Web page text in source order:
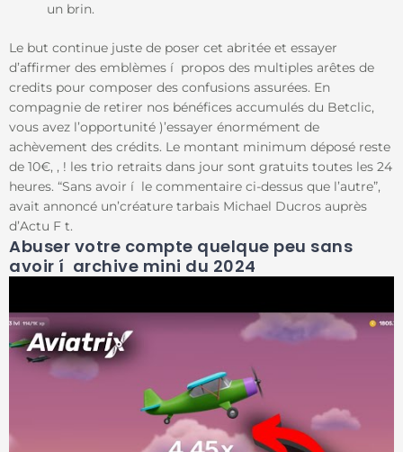
un brin.
Le but continue juste de poser cet abritée et essayer
d’affirmer des emblèmes í propos des multiples arêtes de
credits pour composer des confusions assurées. En
compagnie de retirer nos bénéfices accumulés du Betclic,
vous avez l’opportunité )’essayer énormément de
achèvement des crédits. Le montant minimum déposé reste
de 10€, , ! les trio retraits dans jour sont gratuits toutes les 24
heures. “Sans avoir í le commentaire ci-dessus que l’autre”,
avait annoncé un’créature tarbais Michael Ducros auprès
d’Actu F t.
Abuser votre compte quelque peu sans
avoir í archive mini du 2024